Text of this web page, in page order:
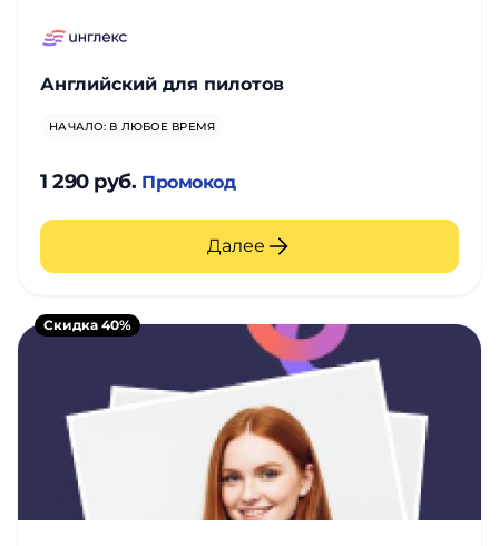
Английский для пилотов
НАЧАЛО: В ЛЮБОЕ ВРЕМЯ
1 290 руб. Промокод
Далее
Скидка 40%